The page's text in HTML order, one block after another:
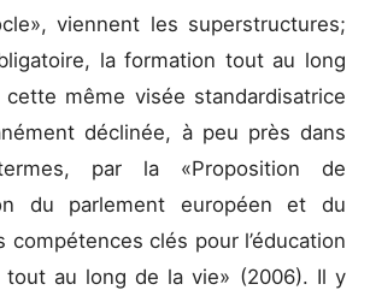
viennent les superstructures;
la formation tout au long
cette même visée standardisatrice
déclinée, à peu près dans
par la «Proposition de
du parlement européen et du
compétences clés pour l’éducation
au long de la vie» (2006). Il y